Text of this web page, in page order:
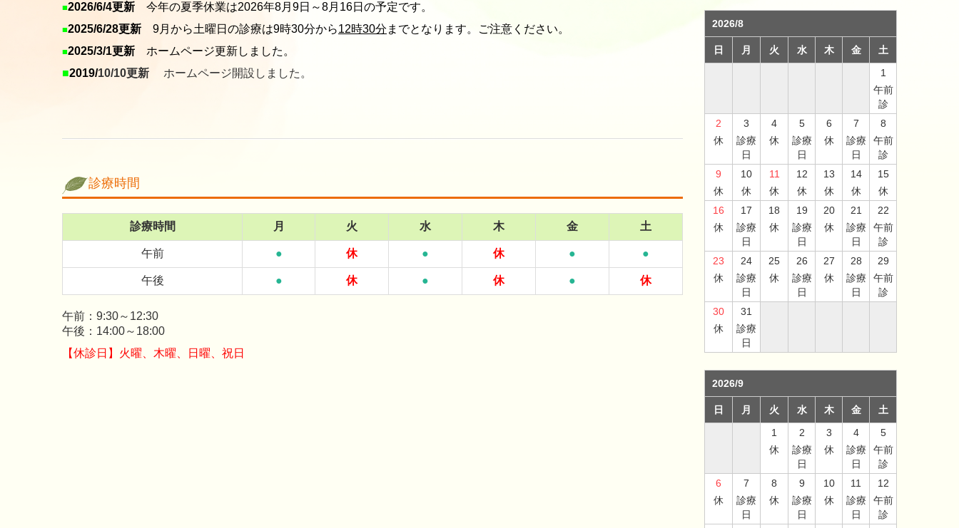
■2026/6/4更新 今年の夏季休業は2026年8月9日～8月16日の予定です。
■2025/6/28更新 9月から土曜日の診療は9時30分から12時30分までとなります。ご注意ください。
■2025/3/1更新 ホームページ更新しました。
■2019/10/10更新 ホームページ開設しました。
診療時間
診療時間 月 火 水 木 金 土
午前 ● 休 ● 休 ● ●
午後 ● 休 ● 休 ● 休
午前：9:30～12:30
午後：14:00～18:00
【休診日】火曜、木曜、
日曜、祝日
2026/8
日 月 火 水 木 金
土
1
午前
診
2
休
3
診療
日
4
休
5
診療
日
6
休
7
診療
日
8
午前
診
9
休
10
休
11
休
12
休
13
休
14
休
15
休
16
休
17
診療
日
18
休
19
診療
日
20
休
21
診療
日
22
午前
診
23
休
24
診療
日
25
休
26
診療
日
27
休
28
診療
日
29
午前
診
30
休
31
診療
日
2026/9
日 月 火 水 木 金
土
1
休
2
診療
日
3
休
4
診療
日
5
午前
診
6
休
7
診療
日
8
休
9
診療
日
10
休
11
診療
日
12
午前
診